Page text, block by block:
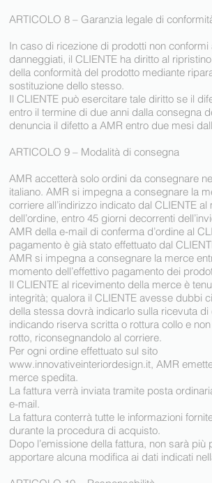
ARTICOLO 8 – Garanzia legale di
In caso di ricezione di prodotti non conformi
danneggiati, il CLIENTE ha diritto al
della conformità del prodotto mediante
sostituzione dello stesso.
Il CLIENTE può esercitare tale diritto se il
entro il termine di due anni dalla consegna
denuncia il difetto a AMR entro due mesi
ARTICOLO 9 – Modalità di consegna
AMR accetterà solo ordini da consegnare
italiano. AMR si impegna a consegnare la
corriere all’indirizzo indicato dal CLIENTE al
dell’ordine, entro 45 giorni decorrenti
AMR della e-mail di conferma d’ordine al
pagamento è già stato effettuato dal
AMR si impegna a consegnare la merce
momento dell’effettivo pagamento dei
Il CLIENTE al ricevimento della merce è
integrità; qualora il CLIENTE avesse dubbi
della stessa dovrà indicarlo sulla ricevuta di
indicando riserva scritta o rottura collo e
rotto, riconsegnandolo al corriere.
Per ogni ordine effettuato sul sito
www.innovativeinteriordesign.it, AMR
merce spedita.
La fattura verrà inviata tramite posta
e-mail.
La fattura conterrà tutte le informazioni
durante la procedura di acquisto.
Dopo l’emissione della fattura, non sarà più
apportare alcuna modifica ai dati indicati